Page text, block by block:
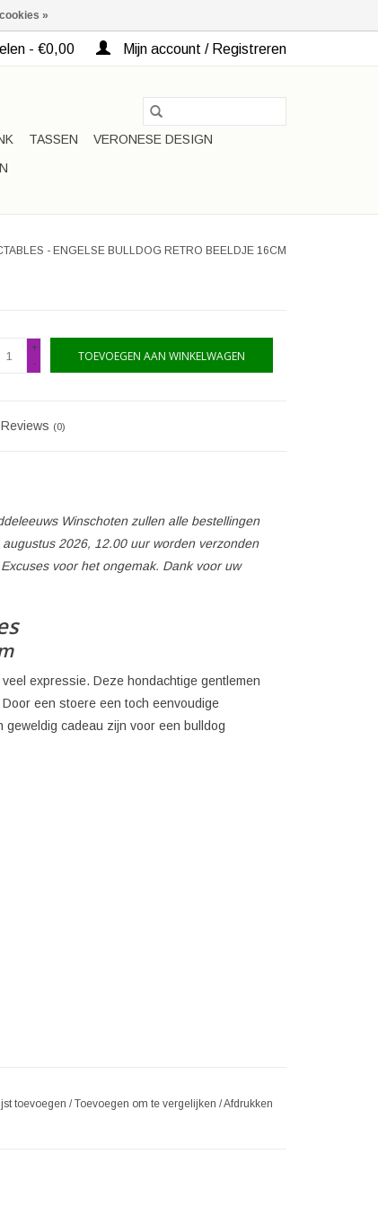
- €0,00 Mijn account / Registreren
TASSEN
VERONESE DESIGN
- ENGELSE BULLDOG RETRO BEELDJE 16CM
+
-
TOEVOEGEN AAN WINKELWAGEN
Reviews (0)
Winschoten zullen alle bestellingen
2026, 12.00 uur worden verzonden
voor het ongemak. Dank voor uw
expressie. Deze hondachtige gentlemen
een stoere een toch eenvoudige
cadeau zijn voor een bulldog
toevoegen /Toevoegen om te vergelijken /Afdrukken
»